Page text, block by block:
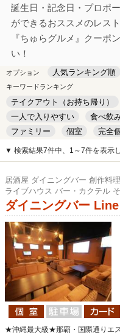
誕生日・記念日・プロポ
ができるおススメのレス
『ちゅらグルメ』クーポ
い！
オプション 人気ランキング順
キーワードランキング
テイクアウト（お持ち帰り）
一人で入りやすい
食べ飲
ファミリー
個室 完全
キッズルーム
安い デ
▼ 検索結果7件中、1～7件を表示
居酒屋 ダイニングバー 創作料
ライブハウス バー・カクテル
ダイニングバー Line
★沖縄最大級★那覇・国際通りエ